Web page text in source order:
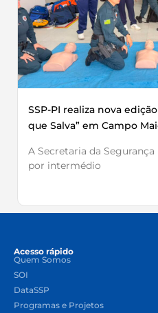
SSP-PI realiza nova
que Salva” em Campo
A Secretaria da
por intermédio
Acesso rápido
Quem Somos
SOI
DataSSP
Programas e Projetos